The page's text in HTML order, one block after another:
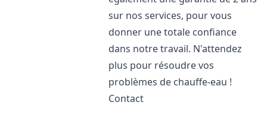
sur nos services, pour vous
donner une totale confiance
dans notre travail. N'attendez
plus pour résoudre vos
problèmes de chauffe-eau !
Contact